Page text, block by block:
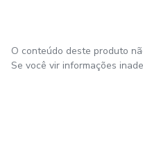
O conteúdo deste produto
Se você vir informações